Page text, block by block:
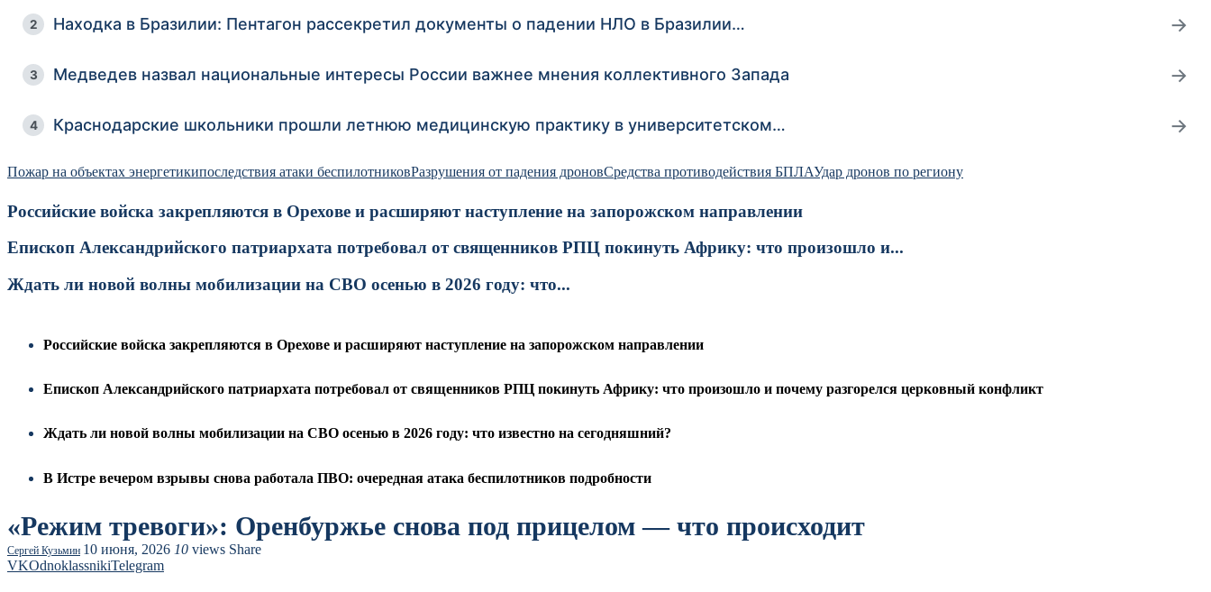
2 Находка в Бразилии: Пентагон рассекретил документы о падении НЛО в Бразилии… →
3 Медведев назвал национальные интересы России важнее мнения коллективного Запада →
4 Краснодарские школьники прошли летнюю медицинскую практику в университетском… →
Пожар на объектах энергетикипоследствия атаки беспилотниковРазрушения от падения дроновСредства противодействия БПЛАУдар дронов по региону
Российские войска закрепляются в Орехове и расширяют наступление на запорожском направлении
Епископ Александрийского патриархата потребовал от священников РПЦ покинуть Африку: что произошло и...
Ждать ли новой волны мобилизации на СВО осенью в 2026 году: что...
Российские войска закрепляются в Орехове и расширяют наступление на запорожском направлении
Епископ Александрийского патриархата потребовал от священников РПЦ покинуть Африку: что произошло и почему разгорелся церковный конфликт
Ждать ли новой волны мобилизации на СВО осенью в 2026 году: что известно на сегодняшний?
В Истре вечером взрывы снова работала ПВО: очередная атака беспилотников подробности
«Режим тревоги»: Оренбуржье снова под прицелом — что происходит
Сергей Кузьмин 10 июня, 2026 10 views Share
VKOdnoklassnikiTelegram